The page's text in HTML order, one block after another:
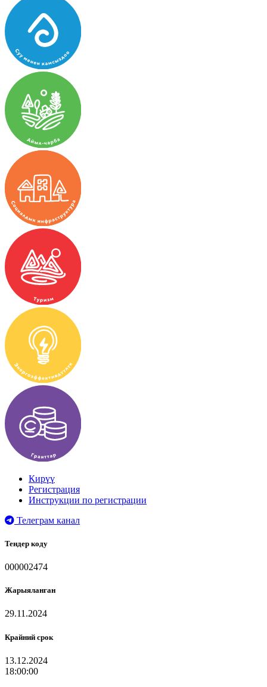
Кирүү
Регистрация
Инструкции по регистрации
Телеграм канал
Тендер коду
000002474
Жарыяланган
29.11.2024
Крайний срок
13.12.2024
18:00:00